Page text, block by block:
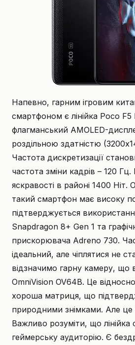
Напевно, гарним ігровим
смартфоном є лінійка Poco
флагманський AMOLED-
роздільною здатністю
Частота дискретизації
частота зміни кадрів – 120 Гц.
яскравості в районі 1400
такий смартфон має високу
підтверджується
Snapdragon 8+ Gen 1 та
прискорювача Adreno 730.
ідеальний, але чіплятися не
відзначимо гарну камеру, що
OmniVision OV64B. Це
хороша матриця, що
природними знімками. Але
Важливо розуміти, що лінійка
геймерську аудиторію. Є